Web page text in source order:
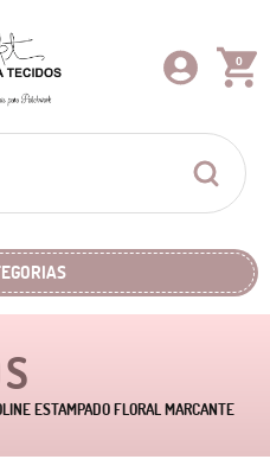
0
ESTAMPADO FLORAL MARCANTE